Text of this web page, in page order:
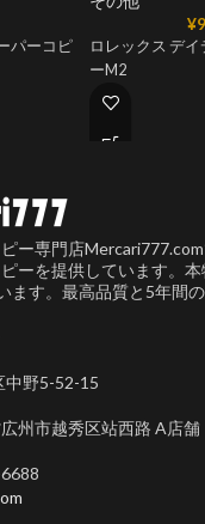
パーコピ
¥
ロレックス デ
ーM2
ー専門店
ーを提供しています。
ます。最高品質と5年間の
中野5-52-15
州市越秀区站西路 A店舗